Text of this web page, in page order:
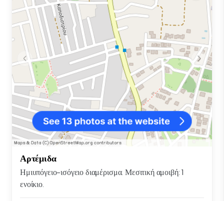
Αρτέμιδα
Ημιυπόγειο-ισόγειο διαμέρισμα. Μεσιτική αμοιβή: 1
ενοίκιο.